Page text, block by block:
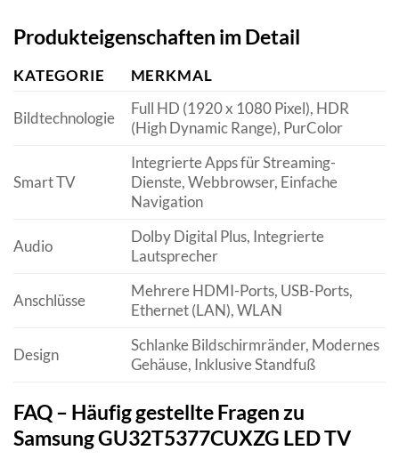
Produkteigenschaften im Detail
KATEGORIE MERKMAL
Bildtechnologie
Full HD (1920 x 1080 Pixel), HDR
(High Dynamic Range), PurColor
Smart TV
Integrierte Apps für Streaming-
Dienste, Webbrowser, Einfache
Navigation
Audio
Dolby Digital Plus, Integrierte
Lautsprecher
Anschlüsse
Mehrere HDMI-Ports, USB-Ports,
Ethernet (LAN), WLAN
Design
Schlanke Bildschirmränder, Modernes
Gehäuse, Inklusive Standfuß
FAQ – Häufig gestellte Fragen zu
Samsung GU32T5377CUXZG LED TV